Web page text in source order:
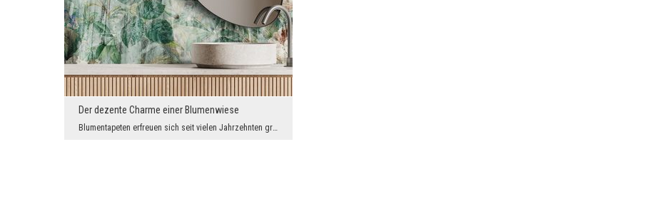
Der dezente Charme einer Blumenwiese
Blumentapeten erfreuen sich seit vielen Jahrzehnten großer Beliebtheit, doch dank digitaler Techn...